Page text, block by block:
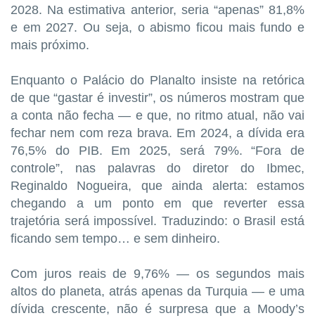
2028. Na estimativa anterior, seria “apenas” 81,8%
e em 2027. Ou seja, o abismo ficou mais fundo e
mais próximo.
Enquanto o Palácio do Planalto insiste na retórica
de que “gastar é investir”, os números mostram que
a conta não fecha — e que, no ritmo atual, não vai
fechar nem com reza brava. Em 2024, a dívida era
76,5% do PIB. Em 2025, será 79%. “Fora de
controle”, nas palavras do diretor do Ibmec,
Reginaldo Nogueira, que ainda alerta: estamos
chegando a um ponto em que reverter essa
trajetória será impossível. Traduzindo: o Brasil está
ficando sem tempo… e sem dinheiro.
Com juros reais de 9,76% — os segundos mais
altos do planeta, atrás apenas da Turquia — e uma
dívida crescente, não é surpresa que a Moody’s